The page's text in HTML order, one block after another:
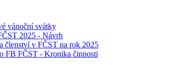
vánoční svátky
2025 - Návrh
členství v FČST na rok 2025
FB FČST - Kronika činnosti